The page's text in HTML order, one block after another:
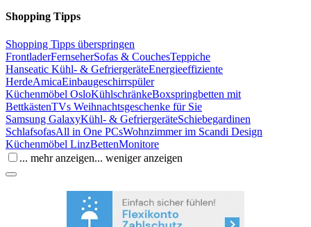
Shopping Tipps
Shopping Tipps überspringen
FrontladerFernseherSofas & CouchesTeppiche
Hanseatic Kühl- & GefriergeräteEnergieeffiziente
HerdeAmicaEinbaugeschirrspüler
Küchenmöbel OsloKühlschränkeBoxspringbetten mit
BettkästenTVs Weihnachtsgeschenke für Sie
Samsung GalaxyKühl- & GefriergeräteSchiebegardinen
SchlafsofasAll in One PCsWohnzimmer im Scandi Design
Küchenmöbel LinzBettenMonitore
... mehr anzeigen... weniger anzeigen